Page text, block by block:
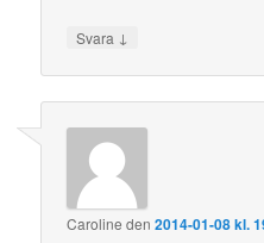
Svara ↓
Caroline den2014-01-08 kl.